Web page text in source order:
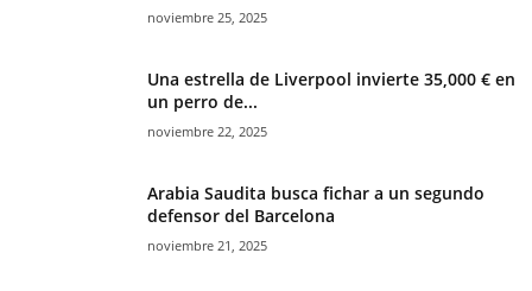
noviembre 25, 2025
Una estrella de Liverpool invierte 35,000 € en
un perro de...
noviembre 22, 2025
Arabia Saudita busca fichar a un segundo
defensor del Barcelona
noviembre 21, 2025